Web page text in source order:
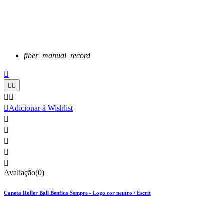
fiber_manual_record


 
Adicionar à Wishlist





Avaliação(0)
Caneta Roller Ball Benfica Sempre - Logo cor neutro / Escrit